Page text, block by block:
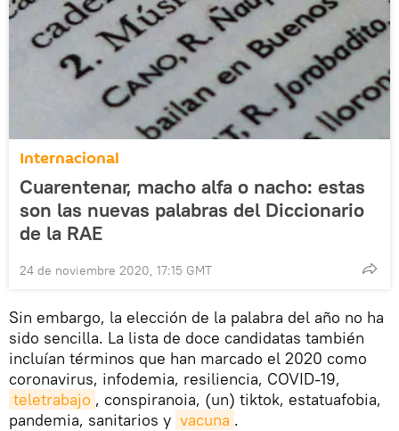
Internacional
Cuarentenar, macho alfa o nacho: estas
son las nuevas palabras del Diccionario
de la RAE
24 de noviembre 2020, 17:15 GMT
Sin embargo, la elección de la palabra del año no ha
sido sencilla. La lista de doce candidatas también
incluían términos que han marcado el 2020 como
coronavirus, infodemia, resiliencia, COVID-19,
teletrabajo , conspiranoia, (un) tiktok, estatuafobia,
pandemia, sanitarios y vacuna .